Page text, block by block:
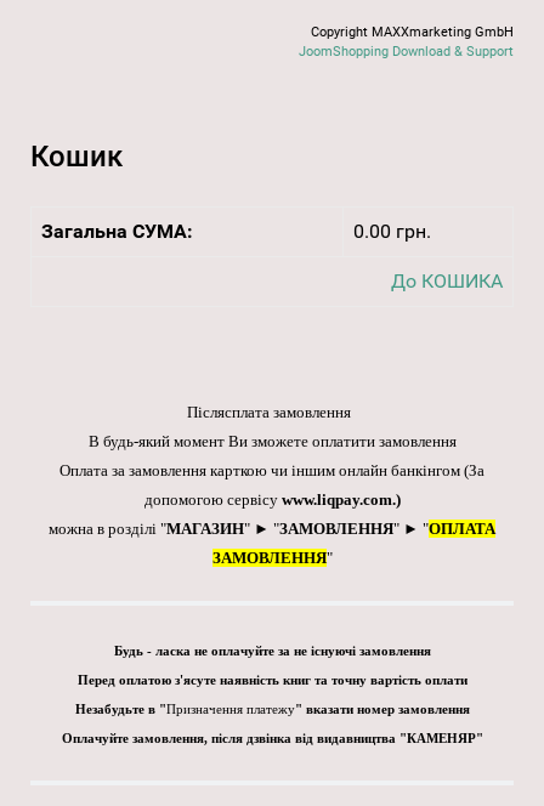
Copyright MAXXmarketing GmbH
JoomShopping Download & Support
Кошик
Загальна СУМА: 0.00 грн.
До КОШИКА
Післясплата замовлення
В будь-який момент Ви зможете оплатити замовлення
Оплата за замовлення карткою чи іншим онлайн банкінгом (За
допомогою сервісу www.liqpay.com.)
можна в розділі "МАГАЗИН" ► "ЗАМОВЛЕННЯ" ► "ОПЛАТА
ЗАМОВЛЕННЯ"
Будь - ласка не оплачуйте за не існуючі замовлення
Перед оплатою з'ясуте наявність книг та точну вартість оплати
Незабудьте в "Призначення платежу" вказати номер замовлення
Оплачуйте замовлення, після дзвінка від видавництва "КАМЕНЯР"